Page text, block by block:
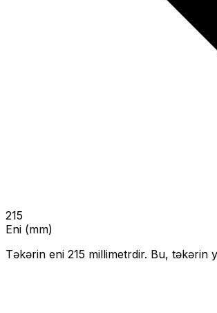
215
Eni (mm)
Təkərin eni 215 millimetrdir. Bu, təkərin